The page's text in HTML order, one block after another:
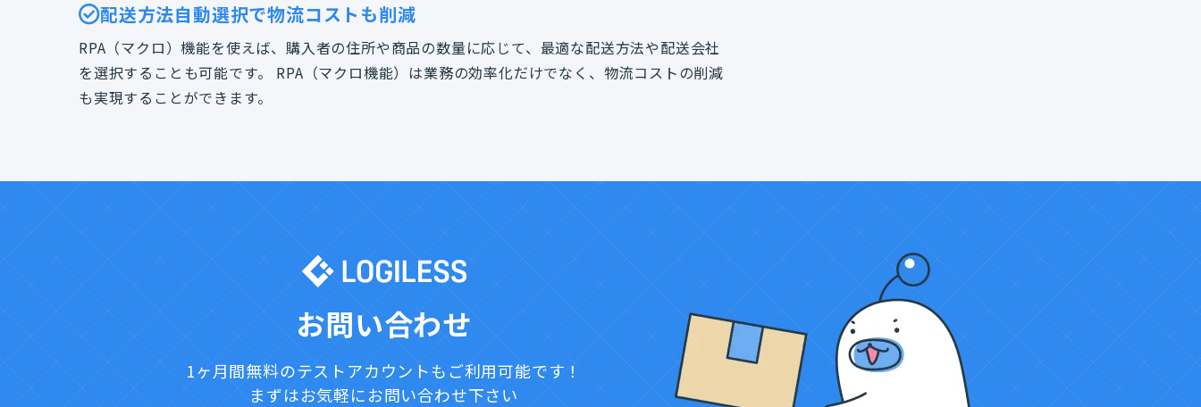
配送方法自動選択で物流コストも削減
RPA（マクロ）機能を使えば、購入者の住所や商品の数量に応じて、最適な配送方法や配送会社
を選択することも可能です。 RPA（マクロ機能）は業務の効率化だけでなく、物流コストの削減
も実現することができます。
お問い合わせ
1ヶ月間無料のテストアカウントもご利用可能です！
まずはお気軽にお問い合わせ下さい